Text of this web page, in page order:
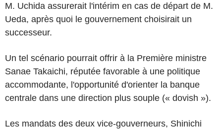
M. Uchida assurerait l'intérim en cas de départ de M.
Ueda, après quoi le gouvernement choisirait un
successeur.
Un tel scénario pourrait offrir à la Première ministre
Sanae Takaichi, réputée favorable à une politique
accommodante, l'opportunité d'orienter la banque
centrale dans une direction plus souple (« dovish »).
Les mandats des deux vice-gouverneurs, Shinichi